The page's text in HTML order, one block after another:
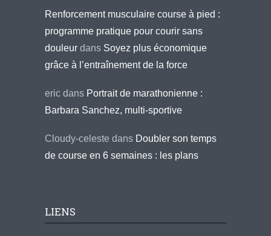
Renforcement musculaire course à pied :
programme pratique pour courir sans
douleur dans Soyez plus économique
grâce à l’entraînement de la force
eric dans Portrait de marathonienne :
Barbara Sanchez, multi-sportive
Cloudy-celeste dans Doubler son temps
de course en 6 semaines : les plans
LIENS